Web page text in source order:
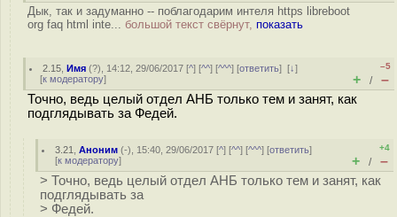
Дык, так и задуманно -- поблагодарим интеля https libreboot
org faq html inte... большой текст свёрнут, показать
2.15 ,Имя (?), 14:12, 29/06/2017 [^] [^^] [^^^] [ответить][↓]
[к модератору]
–5
+ / –
Точно, ведь целый отдел АНБ только тем и занят, как
подглядывать за Федей.
3.21 ,Аноним (-), 15:40, 29/06/2017 [^] [^^] [^^^] [ответить]
[к модератору]
+4
+ / –
> Точно, ведь целый отдел АНБ только тем и занят, как
подглядывать за
> Федей.